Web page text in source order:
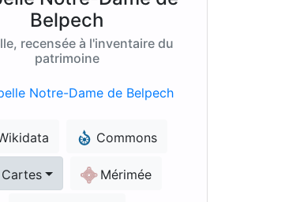
Belpech
recensée à l'inventaire du
patrimoine
Commons
Cartes Mérimée